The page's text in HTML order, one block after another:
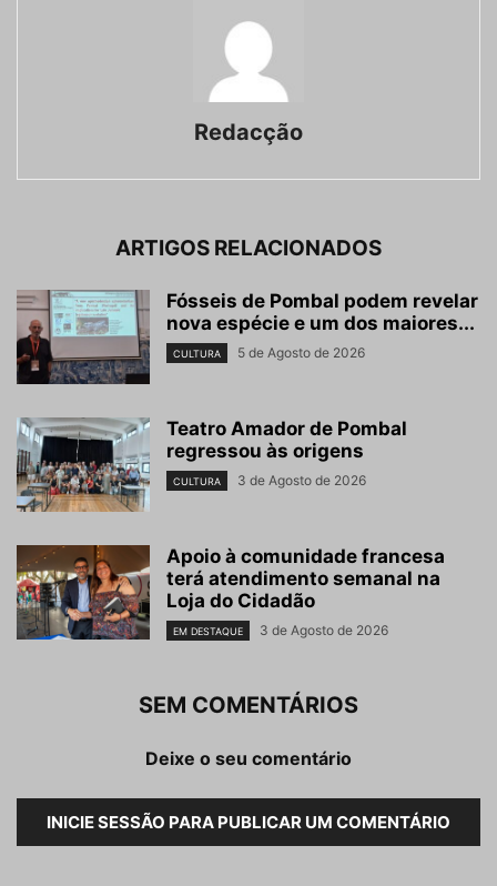
Redacção
ARTIGOS RELACIONADOS
Fósseis de Pombal podem revelar
nova espécie e um dos maiores...
CULTURA 5 de Agosto de 2026
Teatro Amador de Pombal
regressou às origens
CULTURA 3 de Agosto de 2026
Apoio à comunidade francesa
terá atendimento semanal na
Loja do Cidadão
EM DESTAQUE 3 de Agosto de 2026
SEM COMENTÁRIOS
Deixe o seu comentário
INICIE SESSÃO PARA PUBLICAR UM COMENTÁRIO